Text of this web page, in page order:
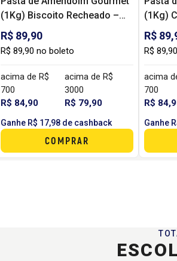
(1Kg) Biscoito Recheado –
DCX
R$ 89,90
R$ 89,90 no boleto
acima de R$
700
R$ 84,90
acima de R$
3000
R$ 79,90
Ganhe R$ 17,98 de cashback
COMPRAR
(1Kg)
R$
R$
acima
700
R$
Ganhe